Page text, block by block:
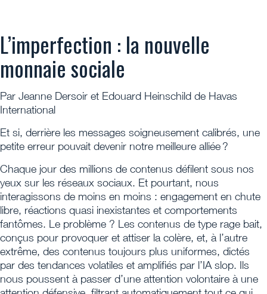
L’imperfection : la nouvelle
monnaie sociale
Par Jeanne Dersoir et Edouard Heinschild de Havas
International
Et si, derrière les messages soigneusement calibrés, une
petite erreur pouvait devenir notre meilleure alliée ?
Chaque jour des millions de contenus défilent sous nos
yeux sur les réseaux sociaux. Et pourtant, nous
interagissons de moins en moins : engagement en chute
libre, réactions quasi inexistantes et comportements
fantômes. Le problème ? Les contenus de type rage bait,
conçus pour provoquer et attiser la colère, et, à l’autre
extrême, des contenus toujours plus uniformes, dictés
par des tendances volatiles et amplifiés par l’IA slop. Ils
nous poussent à passer d’une attention volontaire à une